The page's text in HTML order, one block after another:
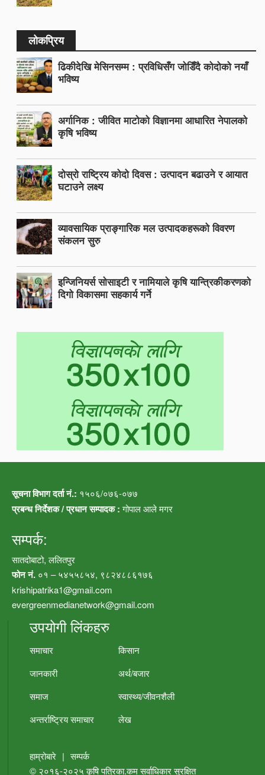
लोकप्रिय
ढिकीदेखि मेसिनसम्म : प्रविधिसँग जोडिँदै कोदोको नयाँ
भविष्य
अर्गानिक : जीवित माटोको विज्ञानमा आधारित नेपालको
कृषि भविष्य
दोस्रो राष्ट्रिय कोदो दिवस : उत्पादन बढाउने र आयात
घटाउने लक्ष्य
व्यावसायिक प्राङ्गारिक मल उत्पादकहरूको विवरण
संकलन सुरु
इन्जिनियर्स सोसाइटी र नामियाले कृषि यान्त्रिकीकरणको
दिगो विकासमा सहकार्य गर्ने
सूचना विभाग दर्ता नं.: १५०६/०७६-०७७
प्रबन्ध निर्देशक / प्रधान सम्पादक :गोपाल आले मगर
सम्पर्क:
सातदोबाटो, ललितपुर
फोन नं. ०१ – ५४५५८५४, ९८२४८८६१७६
krishipatrika1@gmail.com
evergreenmedianetwork@gmail.com
उपयोगी लिंकहरु
समाचार
किसान
जानकारी
अर्थ/बजार
समाज
स्वास्थ्य/जीवनशैली
अन्तर्राष्ट्रिय समाचार
लेख
हाम्रोबारे | सम्पर्क
© २०१६-२०२५कृषि पत्रिका.कमसर्वाधिकार सुरक्षित